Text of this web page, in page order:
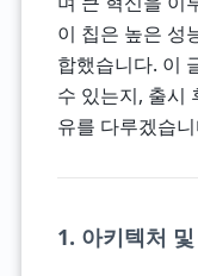
이 칩은 높은 성
합했습니다. 이
수 있는지, 출시
유를 다루겠습
1. 아키텍처